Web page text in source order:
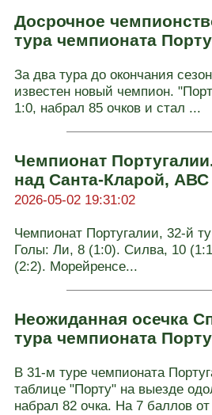
Досрочное
тура чемпионата
За два тура до окончания
известен новый чемпион.
1:0, набрал 85 очков и стал ...
Чемпионат
над Санта-Кларой,
2026-05-02 19:31:02
Чемпионат Португалии, 32-й
Голы: Ли, 8 (1:0). Силва, 10
(2:2). Морейренсе...
Неожиданная осечка
тура чемпионата
В 31-м туре чемпионата
таблице "Порту" на выезде
набрал 82 очка. На 7 баллов